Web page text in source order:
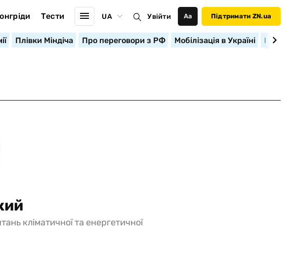
Тести UA Увійти Аа Підтримати ZN.ua
Плівки Міндіча Про переговори з РФ Мобілізація в Україні
кліматичної та енергетичної